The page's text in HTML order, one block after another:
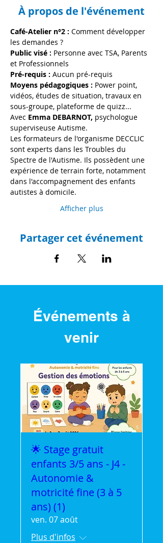
À propos de l'événement
Café-Atelier n°2 : Comment développer
les demandes ?
Public visé : Personne avec TSA, Parents
et Professionnels
Pré-requis : Aucun pré-requis
Moyens pédagogiques : Power point,
vidéos, études de situation, travaux en
sous-groupe, plateforme de quizz...
Avec Emma DEBARNOT, psychologue
superviseuse Autisme.
Les formateurs de l'organisme DECCLIC
sont experts dans les Troubles du
Spectre de l'Autisme. Ils possèdent une
expérience de terrain forte, notamment
dans l'accompagnement des enfants
autistes à domicile.
Afficher plus
Partager cet événement
Événements à
venir
🌟 Stage gratuit
enfants 3/5 ans - J4 -
Autonomie &
motricité fine (3 à 5
ans) (1)
ven. 07 août
Plus d'infos